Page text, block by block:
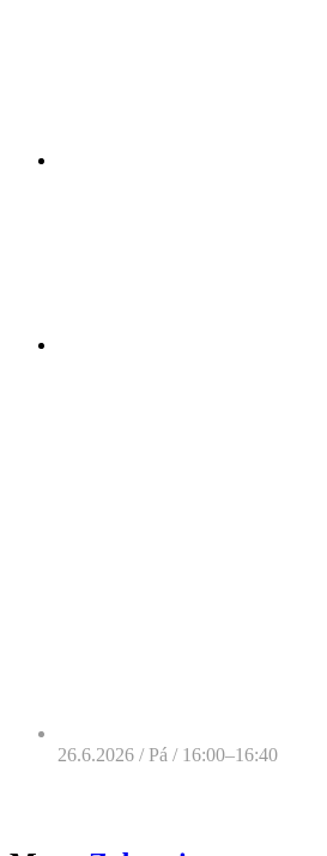
26.6.2026 / Pá / 16:00–16:40